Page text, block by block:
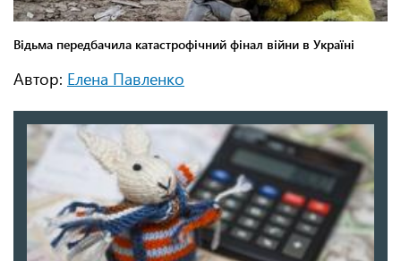
Автор: Елена Павленко